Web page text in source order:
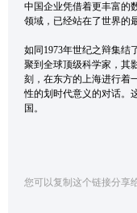
中国企业凭借着更丰富的
领域，已经站在了世界的
如同1973年世纪之辩集结
聚到全球顶级科学家，其
刻，在东方的上海进行着
性的划时代意义的对话。
国。
您可以复制这个链接分享